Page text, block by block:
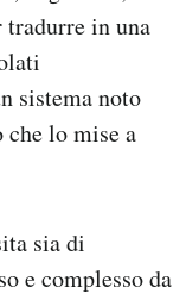
tradurre in una
sistema noto
che lo mise a
sia di
e complesso da